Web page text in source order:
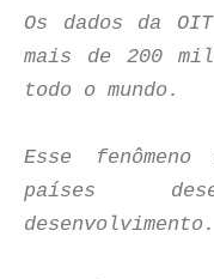
Os dados da
mais de 200
todo o mundo.
Esse
países
desenvolvimento.